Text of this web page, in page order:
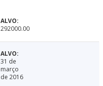
292000.00
31 de
março
de 2016